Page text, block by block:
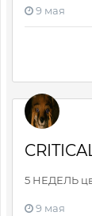
9 мая
5 НЕДЕЛЬ
9 мая